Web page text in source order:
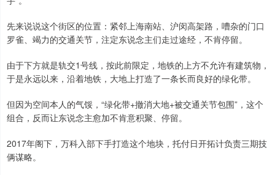
先来说说这个街区的位置：紧邻上海南站、沪闵高架路，嘈杂的门口
罗雀、竭力的交通关节，注定东说念主们走过途经，不肯停留。
由于下方就是轨交1号线，按此前限定，地铁的上方不允许有建筑物，
于是永远以来，沿着地铁，大地上打造了一条长而良好的绿化带。
但因为空间本人的气馁，“绿化带+撤消大地+被交通关节包围”，这个
组合，反而让东说念主愈加不肯意积聚、停留。
2017年阁下，万科入部下手打造这个地块，托付日开拓计负责三期技
俩谋略。